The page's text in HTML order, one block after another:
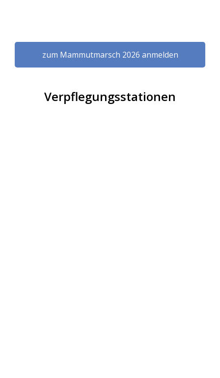
zum Mammutmarsch 2026 anmelden
Verpflegungsstationen